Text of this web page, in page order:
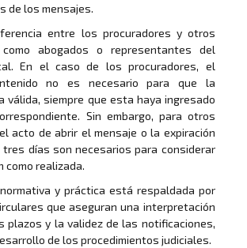
de los mensajes.
entre los procuradores y otros
abogados o representantes del
En el caso de los procuradores, el
no es necesario para que la
válida, siempre que esta haya ingresado
Sin embargo, para otros
acto de abrir el mensaje o la expiración
tres días son necesarios para considerar
como realizada.
y práctica está respaldada por
que aseguran una interpretación
plazos y la validez de las notificaciones,
de los procedimientos judiciales.